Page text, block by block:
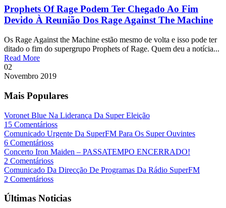
Prophets Of Rage Podem Ter Chegado Ao Fim
Devido À Reunião Dos Rage Against The Machine
Os Rage Against the Machine estão mesmo de volta e isso pode ter
ditado o fim do supergrupo Prophets of Rage. Quem deu a notícia...
Read More
02
Novembro 2019
Mais Populares
Voronet Blue Na Liderança Da Super Eleição
15 Comentárioss
Comunicado Urgente Da SuperFM Para Os Super Ouvintes
6 Comentárioss
Concerto Iron Maiden – PASSATEMPO ENCERRADO!
2 Comentárioss
Comunicado Da Direcção De Programas Da Rádio SuperFM
2 Comentárioss
Últimas Noticias